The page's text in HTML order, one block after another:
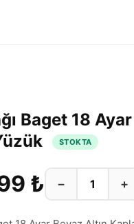
Baget 18
STOKTA
₺ − +